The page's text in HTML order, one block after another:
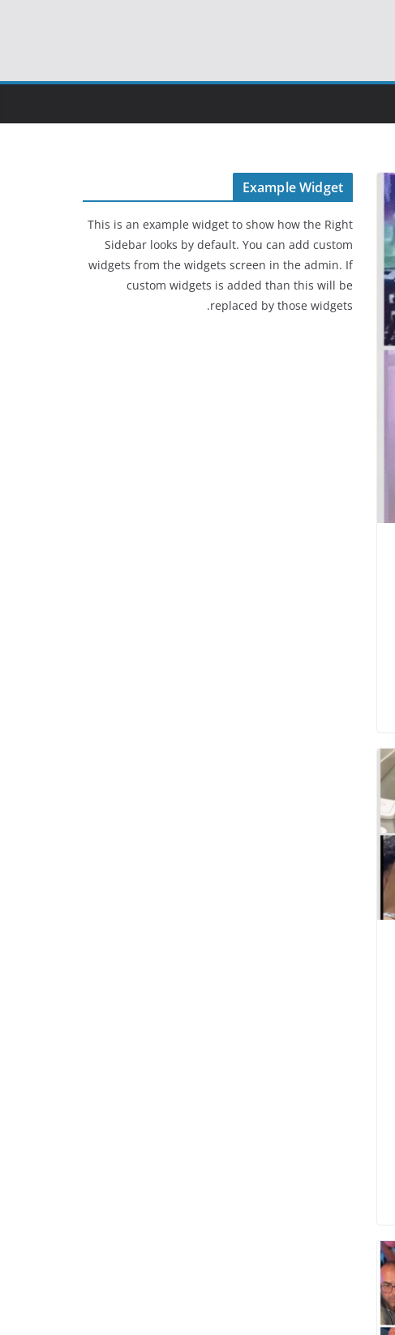
Example Widget
This is an example widget to show how the Right
Sidebar looks by default. You can add custom
widgets from the widgets screen in the admin. If
custom widgets is added than this will be
replaced by those widgets.